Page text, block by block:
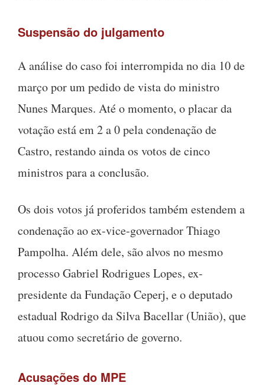
Suspensão do julgamento
A análise do caso foi interrompida no dia 10 de
março por um pedido de vista do ministro
Nunes Marques. Até o momento, o placar da
votação está em 2 a 0 pela condenação de
Castro, restando ainda os votos de cinco
ministros para a conclusão.
Os dois votos já proferidos também estendem a
condenação ao ex-vice-governador Thiago
Pampolha. Além dele, são alvos no mesmo
processo Gabriel Rodrigues Lopes, ex-
presidente da Fundação Ceperj, e o deputado
estadual Rodrigo da Silva Bacellar (União), que
atuou como secretário de governo.
Acusações do MPE